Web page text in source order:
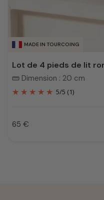
MADE IN TOURCOING
Lot de 4 pieds de lit
straighten Dimension : 20 cm
5/5 (1)
Prix
65 €